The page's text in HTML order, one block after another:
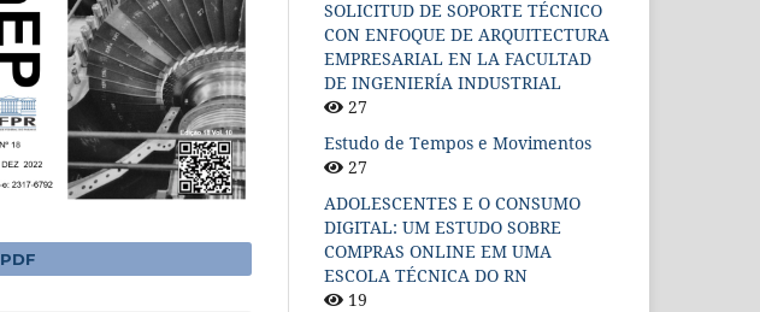
PDF
SOLICITUD DE SOPORTE TÉCNICO
CON ENFOQUE DE ARQUITECTURA
EMPRESARIAL EN LA FACULTAD
DE INGENIERÍA INDUSTRIAL
27
Estudo de Tempos e Movimentos
27
ADOLESCENTES E O CONSUMO
DIGITAL: UM ESTUDO SOBRE
COMPRAS ONLINE EM UMA
ESCOLA TÉCNICA DO RN
19